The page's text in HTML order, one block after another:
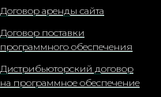
Договор аренды сайта
Договор поставки
программного обеспечения
Дистрибьюторский договор
на программное обеспечение